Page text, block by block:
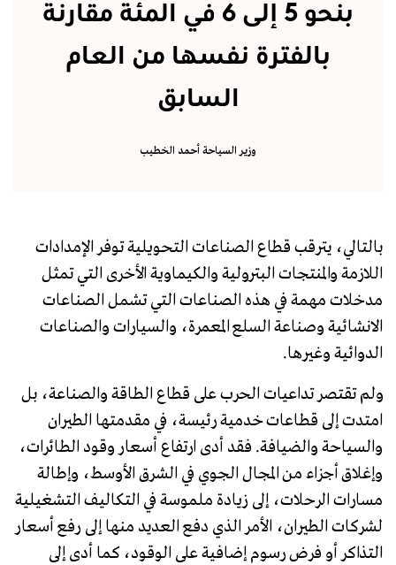
بنحو 5 إلى 6 في المئة مقارنة
بالفترة نفسها من العام
السابق
وزير السياحة أحمد الخطيب
بالتالي، يترقب قطاع الصناعات التحويلية توفر الإمدادات
اللازمة والمنتجات البترولية والكيماوية الأخرى التي تمثل
مدخلات مهمة في هذه الصناعات التي تشمل الصناعات
الانشائية وصناعة السلع المعمرة، والسيارات والصناعات
الدوائية وغيرها.
ولم تقتصر تداعيات الحرب على قطاع الطاقة والصناعة، بل
امتدت إلى قطاعات خدمية رئيسة، في مقدمتها الطيران
والسياحة والضيافة. فقد أدى ارتفاع أسعار وقود الطائرات،
وإغلاق أجزاء من المجال الجوي في الشرق الأوسط، وإطالة
مسارات الرحلات، إلى زيادة ملموسة في التكاليف التشغيلية
لشركات الطيران، الأمر الذي دفع العديد منها إلى رفع أسعار
التذاكر أو فرض رسوم إضافية على الوقود، كما أدى إلى